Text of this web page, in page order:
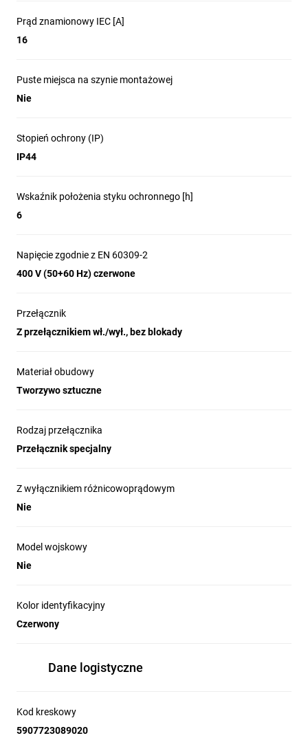
Prąd znamionowy IEC [A]
16
Puste miejsca na szynie montażowej
Nie
Stopień ochrony (IP)
IP44
Wskaźnik położenia styku ochronnego [h]
6
Napięcie zgodnie z EN 60309-2
400 V (50+60 Hz) czerwone
Przełącznik
Z przełącznikiem wł./wył., bez blokady
Materiał obudowy
Tworzywo sztuczne
Rodzaj przełącznika
Przełącznik specjalny
Z wyłącznikiem różnicowoprądowym
Nie
Model wojskowy
Nie
Kolor identyfikacyjny
Czerwony
Dane logistyczne
Kod kreskowy
5907723089020